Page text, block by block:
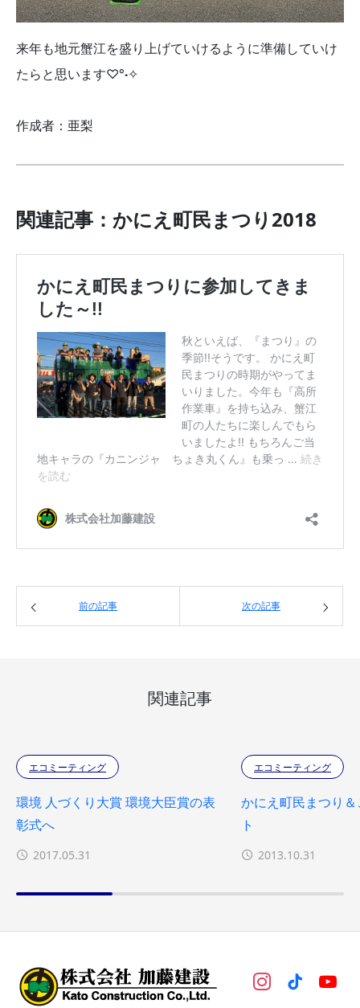
来年も地元蟹江を盛り上げていけるように準備していけ
たらと思います♡°˖✧
作成者：亜梨
関連記事：かにえ町民まつり2018
前の記事 次の記事
関連記事
エコミーティング
環境 人づくり大賞 環境大臣賞の表
彰式へ
2017.05.31
エコミーティング
かにえ町民まつり
ト
2013.10.31